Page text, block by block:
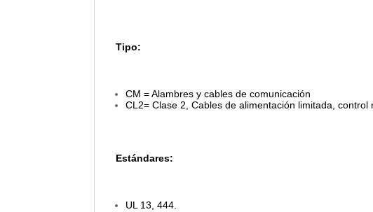
Tipo:
CM = Alambres y cables de comunicación
CL2= Clase 2, Cables de alimentación limitada, control
Estándares:
UL 13, 444.